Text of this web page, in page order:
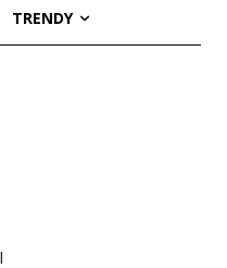
TRENDY